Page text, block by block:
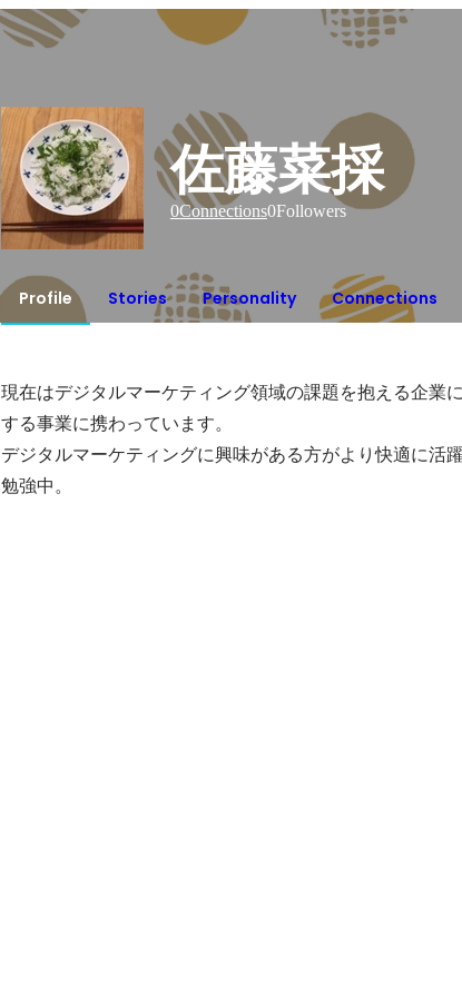
佐藤菜採
0Connections0Followers
Profile Stories Personality Connections
現在はデジタルマーケティング領域の課題を抱える企業
する事業に携わっています。
デジタルマーケティングに興味がある方がより快適に活
勉強中。